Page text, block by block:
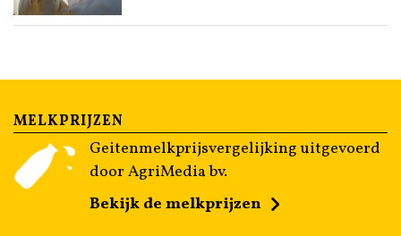
MELKPRIJZEN
Geitenmelkprijsvergelijking uitgevoerd
door AgriMedia bv.
Bekijk de melkprijzen